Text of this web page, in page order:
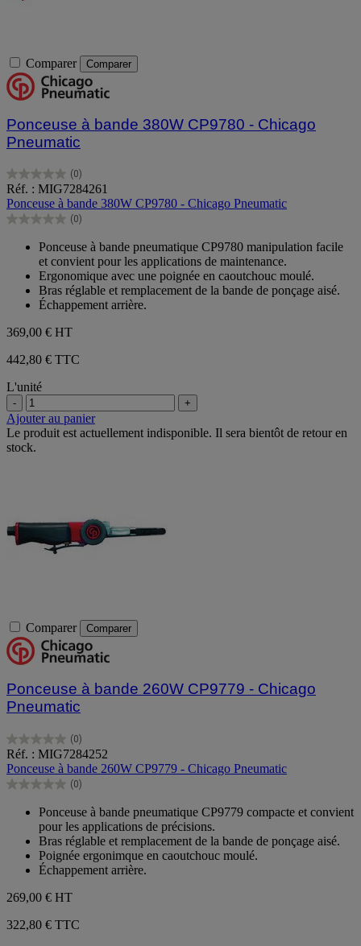
Comparer Comparer
Ponceuse à bande 380W CP9780 - Chicago
Pneumatic
(0)
0.0
sur
5
étoiles.
Réf. : MIG7284261
Ponceuse à bande 380W CP9780 - Chicago Pneumatic
(0)
0.0
étoiles.
Ponceuse à bande pneumatique CP9780 manipulation facile
et convient pour les applications de maintenance.
Ergonomique avec une poignée en caoutchouc moulé.
Bras réglable et remplacement de la bande de ponçage aisé.
Échappement arrière.
369,00 € HT
442,80 € TTC
L'unité
- +
Ajouter au panier
Le produit est actuellement indisponible. Il sera bientôt de retour en
stock.
Comparer Comparer
Ponceuse à bande 260W CP9779 - Chicago
Pneumatic
(0)
0.0
sur
5
étoiles.
Réf. : MIG7284252
Ponceuse à bande 260W CP9779 - Chicago Pneumatic
(0)
0.0
étoiles.
Ponceuse à bande pneumatique CP9779 compacte et convient
pour les applications de précisions.
Bras réglable et remplacement de la bande de ponçage aisé.
Poignée ergonimque en caoutchouc moulé.
Échappement arrière.
269,00 € HT
322,80 € TTC